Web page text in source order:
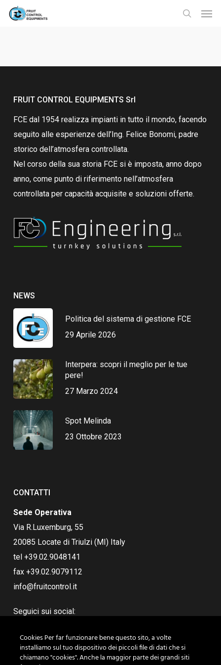
Skip
FRUIT CONTROL EQUIPMENTS Srl
FCE dal 1954 realizza impianti in tutto il mondo, facendo
seguito alle esperienze dell’Ing. Felice Bonomi, padre
storico dell’atmosfera controllata.
Nel corso della sua storia FCE si è imposta, anno dopo
anno, come punto di riferimento nell’atmosfera
controllata per capacità acquisite e soluzioni offerte.
NEWS
Politica del sistema di gestione FCE
29 Aprile 2026
Interpera: scopri il meglio per le tue
pere!
27 Marzo 2024
Spot Melinda
23 Ottobre 2023
CONTATTI
Sede Operativa
Via R.Luxemburg, 55
20085 Locate di Triulzi (MI) Italy
tel +39.02.9048141
fax +39.02.9079112
info@fruitcontrol.it
Seguici sui social:
Cookies Per far funzionare bene questo sito, a volte
installiamo sul tuo dispositivo dei piccoli file di dati che si
chiamano "cookies". Anche la maggior parte dei grandi siti